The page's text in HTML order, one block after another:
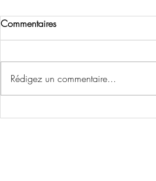
Du rêve à sa réalisation
Commentaires
Rédigez un commentaire...